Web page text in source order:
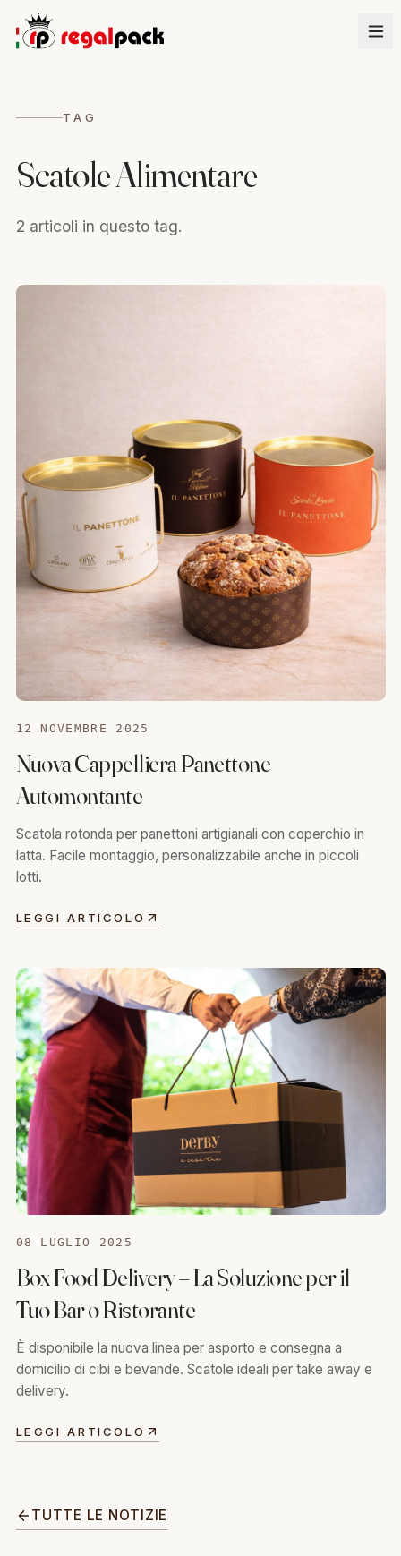
TAG
Scatole Alimentare
2 articoli in questo tag.
12 NOVEMBRE 2025
Nuova Cappelliera Panettone
Automontante
Scatola rotonda per panettoni artigianali con coperchio in
latta. Facile montaggio, personalizzabile anche in piccoli
lotti.
LEGGI ARTICOLO
08 LUGLIO 2025
Box Food Delivery – La Soluzione per il
Tuo Bar o Ristorante
È disponibile la nuova linea per asporto e consegna a
domicilio di cibi e bevande. Scatole ideali per take away e
delivery.
LEGGI ARTICOLO
TUTTE LE NOTIZIE